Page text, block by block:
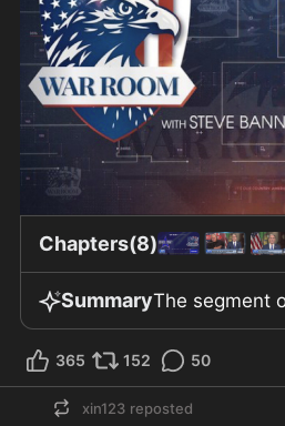
Chapters(8)
Summary
365 152 50
xin123 reposted